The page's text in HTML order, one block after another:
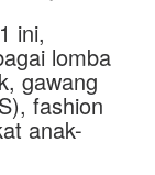
ini,
lomba
gawang
fashion
anak-